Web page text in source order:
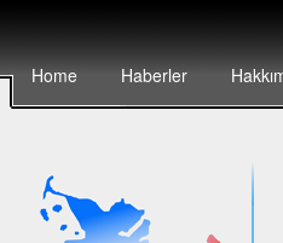
Home Haberler